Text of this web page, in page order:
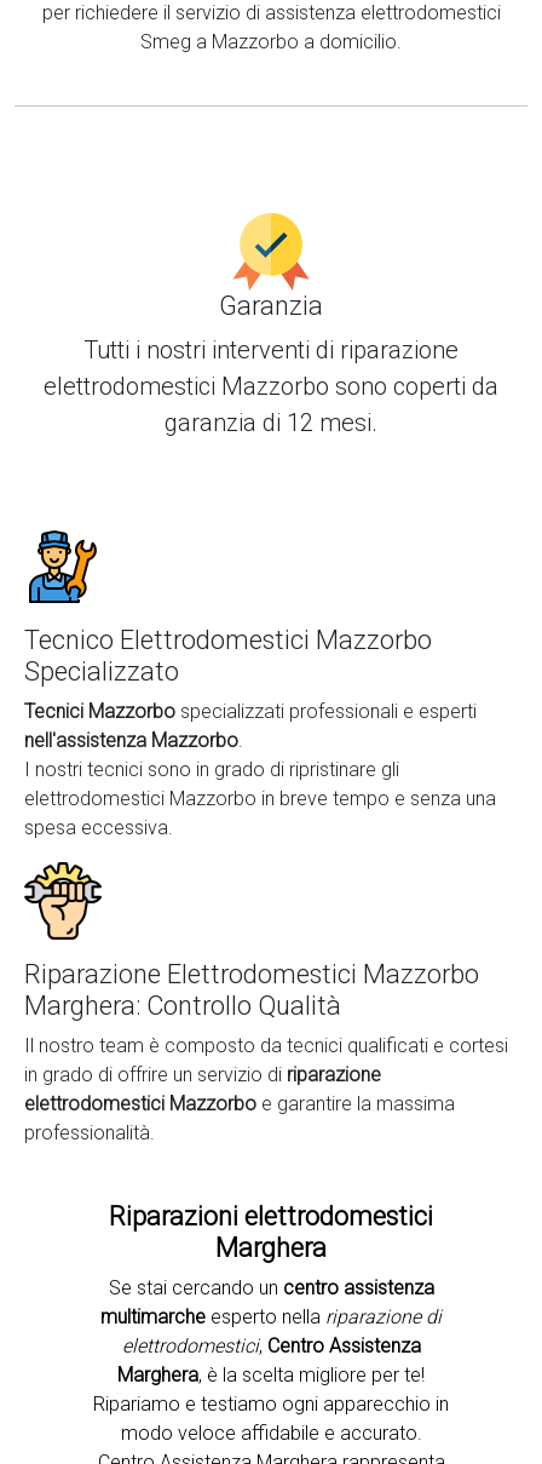
per richiedere il servizio di assistenza elettrodomestici
Smeg a Mazzorbo a domicilio.
Garanzia
Tutti i nostri interventi di riparazione
elettrodomestici Mazzorbo sono coperti da
garanzia di 12 mesi.
Tecnico Elettrodomestici Mazzorbo
Specializzato
Tecnici Mazzorbo specializzati professionali e esperti
nell'assistenza Mazzorbo.
I nostri tecnici sono in grado di ripristinare gli
elettrodomestici Mazzorbo in breve tempo e senza una
spesa eccessiva.
Riparazione Elettrodomestici Mazzorbo
Marghera: Controllo Qualità
Il nostro team è composto da tecnici qualificati e cortesi
in grado di offrire un servizio di riparazione
elettrodomestici Mazzorbo e garantire la massima
professionalità.
Second slide
Riparazioni elettrodomestici
Marghera
Se stai cercando un centro assistenza
multimarche esperto nella riparazione di
elettrodomestici, Centro Assistenza
Marghera, è la scelta migliore per te!
Ripariamo e testiamo ogni apparecchio in
modo veloce affidabile e accurato.